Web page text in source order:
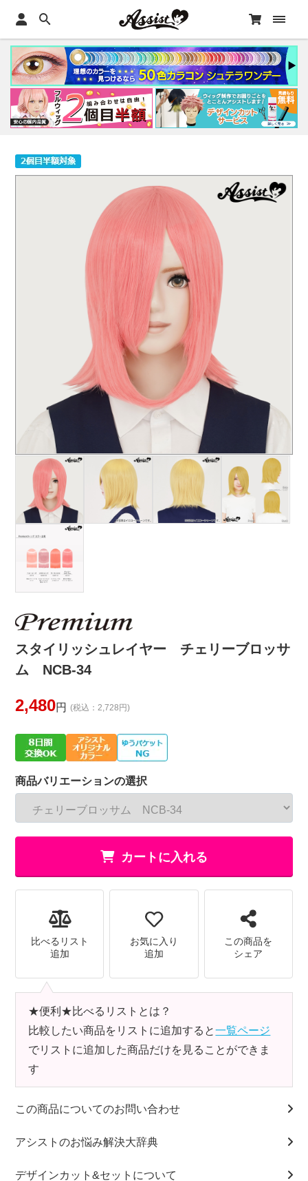
スタイリッシュレイヤー チェリーブロッサ
ム NCB-34
2,480円 (税込：2,728円)
商品バリエーションの選択
カートに入れる
比べるリスト
追加
お気に入り
追加
この商品を
シェア
★便利★比べるリストとは？
比較したい商品をリストに追加すると一覧ページ
でリストに追加した商品だけを見ることができま
す
この商品についてのお問い合わせ
アシストのお悩み解決大辞典
デザインカット&セットについて